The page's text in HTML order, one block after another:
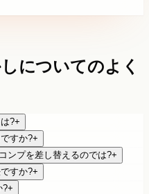
についてのよく
?+
すか?+
ンプを差し替えるのでは?+
すか?+
?+